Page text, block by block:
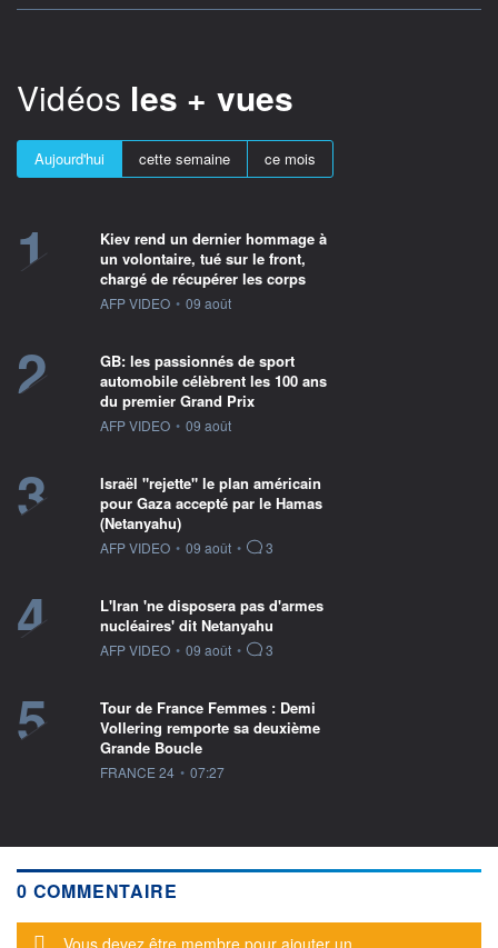
Vidéos les + vues
Aujourd'hui cette semaine ce mois
1
Kiev rend un dernier hommage à
un volontaire, tué sur le front,
chargé de récupérer les corps
information fournie par
AFP VIDEO • 09 août
2
GB: les passionnés de sport
automobile célèbrent les 100 ans
du premier Grand Prix
information fournie par
AFP VIDEO • 09 août
3
Israël "rejette" le plan américain
pour Gaza accepté par le Hamas
(Netanyahu)
information fournie par
AFP VIDEO • 09 août • 3
4
L'Iran 'ne disposera pas d'armes
nucléaires' dit Netanyahu
information fournie par
AFP VIDEO • 09 août • 3
5
Tour de France Femmes : Demi
Vollering remporte sa deuxième
Grande Boucle
information fournie par
FRANCE 24 • 07:27
0 COMMENTAIRE